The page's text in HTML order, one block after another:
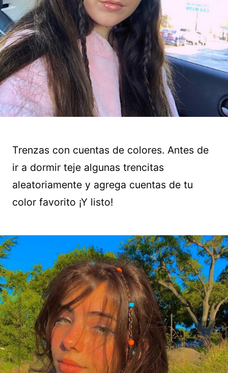
Trenzas con cuentas de colores. Antes de
ir a dormir teje algunas trencitas
aleatoriamente y agrega cuentas de tu
color favorito ¡Y listo!